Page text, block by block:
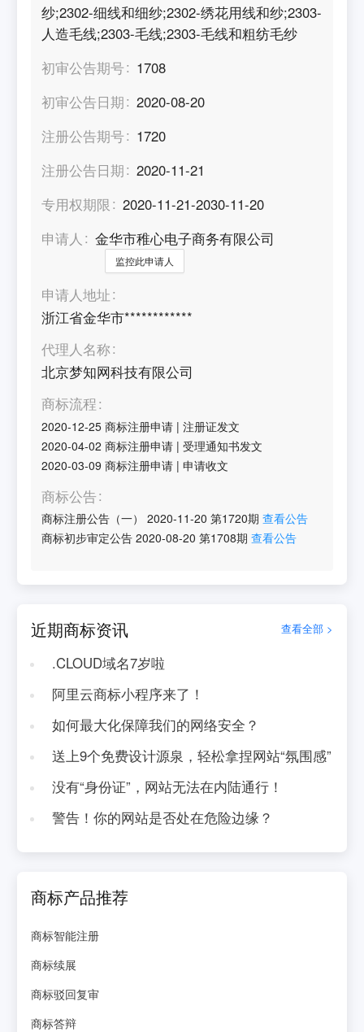
纱;2302-细线和细纱;2302-绣花用线和纱;2303-
人造毛线;2303-毛线;2303-毛线和粗纺毛纱
初审公告期号
1708
初审公告日期
2020-08-20
注册公告期号
1720
注册公告日期
2020-11-21
专用权期限
2020-11-21-2030-11-20
申请人
金华市稚心电子商务有限公司
监控此申请人
申请人地址
浙江省金华市************
代理人名称
北京梦知网科技有限公司
商标流程
2020-12-25 商标注册申请 |注册证发文
2020-04-02 商标注册申请 |受理通知书发文
2020-03-09 商标注册申请 |申请收文
商标公告
商标注册公告（一） 2020-11-20 第1720期 查看公告
商标初步审定公告 2020-08-20 第1708期 查看公告
近期商标资讯 查看全部 >
.CLOUD域名7岁啦
阿里云商标小程序来了！
如何最大化保障我们的网络安全？
送上9个免费设计源泉，轻松拿捏网站“氛围感”
没有“身份证”，网站无法在内陆通行！
警告！你的网站是否处在危险边缘？
商标产品推荐
商标智能注册
商标续展
商标驳回复审
商标答辩